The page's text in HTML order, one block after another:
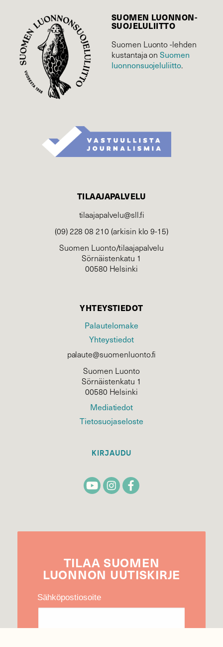
SUOMEN LUONNON­
SUOJELU­LIITTO
Suomen Luonto -lehden
kustantaja onSuomen
luonnonsuojelu­liitto.
TILAAJAPALVELU
tilaajapalvelu@sll.fi
(09) 228 08 210 (arkisin klo 9-15)
Suomen Luonto/tilaajapalvelu
Sörnäistenkatu 1
00580 Helsinki
YHTEYSTIEDOT
Palautelomake
Yhteystiedot
palaute@suomenluonto.fi
Suomen Luonto
Sörnäistenkatu 1
00580 Helsinki
Mediatiedot
Tietosuojaseloste
KIRJAUDU
TILAA SUOMEN
LUONNON UUTIS­KIRJE
Sähköpostiosoite